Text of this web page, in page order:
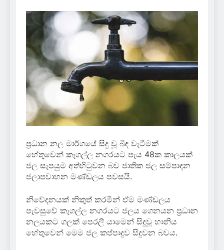
ප්‍රධාන නල මාර්ගයේ සිදු වූ බිඳ වැටීමක්
හේතුවෙන් කෑගල්ල නගරයට පැය 48ක කාලයක්
ජල සැපයුම අත්හිටුවන බව ජාතික ජල සම්පාදන
ජලාපවාහන මණ්ඩලය පවසයි.
නිවේදනයක් නිකුත් කරමින් ඒම මණ්ඩලය
පැවසුවේ කෑගල්ල නගරයට ජලය ගෙනයන ප්‍රධාන
නලයකට ගලක් පෙරලී යාමෙන් සිදුවූ හානිය
හේතුවෙන් මෙම ජල කප්පාදුව සිදුවන බවය.